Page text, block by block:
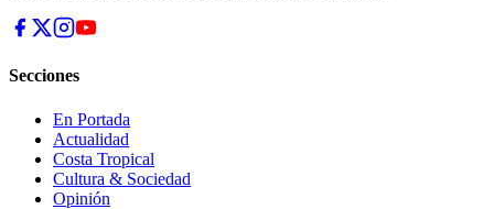
Secciones
En Portada
Actualidad
Costa Tropical
Cultura & Sociedad
Opinión